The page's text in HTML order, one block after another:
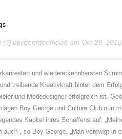
(@boygeorgeofficial) am Okt 29, 2018 um
und wiedererkennbarsten
treibende Kreativkraft hinter dem
und Modedesigner erfolgreich ist.
Boy George und Culture Club nun
Kapitel ihres Schaffens auf.
auch“, so Boy George. „Man verewigt in